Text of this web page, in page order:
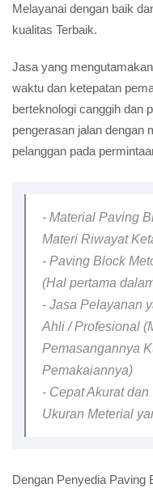
Melayanai dengan baik
kualitas Terbaik.
Jasa yang
waktu dan ketepatan
berteknologi canggih dan
pengerasan jalan dengan
pelanggan pada
- Material Paving
Materi Riwayat
- Paving Block
(Hal pertama
- Jasa Pelayanan
Ahli / Profesional
Pemasangannya
Pemakaiannya)
- Cepat Akurat
Ukuran Meterial
Dengan Penyedia Paving